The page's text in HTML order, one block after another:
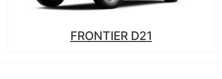
FRONTIER D21